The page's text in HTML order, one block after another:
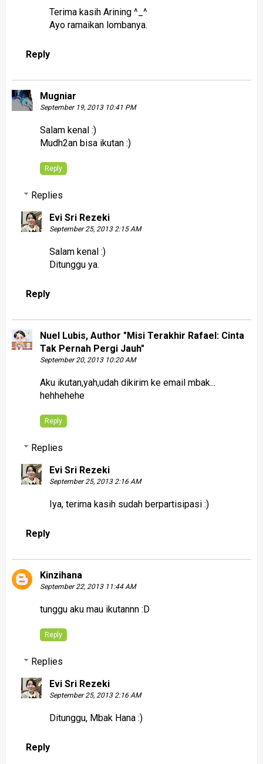
Terima kasih Arining ^_^
Ayo ramaikan lombanya.
Reply
Mugniar
September 19, 2013 10:41 PM
Salam kenal :)
Mudh2an bisa ikutan :)
Reply
Replies
Evi Sri Rezeki
September 25, 2013 2:15 AM
Salam kenal :)
Ditunggu ya.
Reply
Nuel Lubis, Author "Misi Terakhir Rafael: Cinta
Tak Pernah Pergi Jauh"
September 20, 2013 10:20 AM
Aku ikutan,yah,udah dikirim ke email mbak...
hehhehehe
Reply
Replies
Evi Sri Rezeki
September 25, 2013 2:16 AM
Iya, terima kasih sudah berpartisipasi :)
Reply
Kinzihana
September 22, 2013 11:44 AM
tunggu aku mau ikutannn :D
Reply
Replies
Evi Sri Rezeki
September 25, 2013 2:16 AM
Ditunggu, Mbak Hana :)
Reply